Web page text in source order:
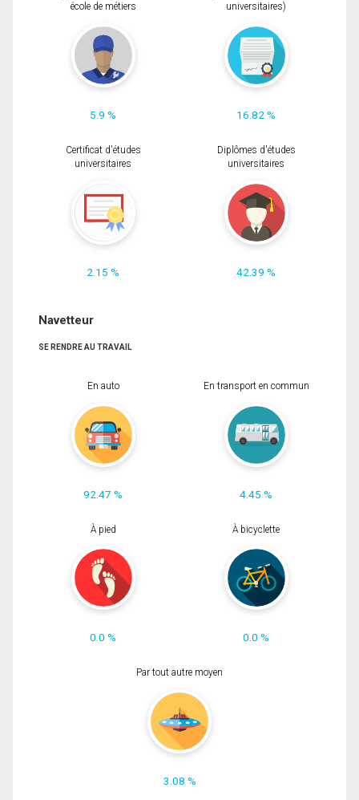
école de métiers
5.9 %
universitaires)
16.82 %
Certificat d'études
universitaires
2.15 %
Diplômes d'études
universitaires
42.39 %
Navetteur
SE RENDRE AU TRAVAIL
En auto
92.47 %
En transport en commun
4.45 %
À pied
0.0 %
À bicyclette
0.0 %
Par tout autre moyen
3.08 %